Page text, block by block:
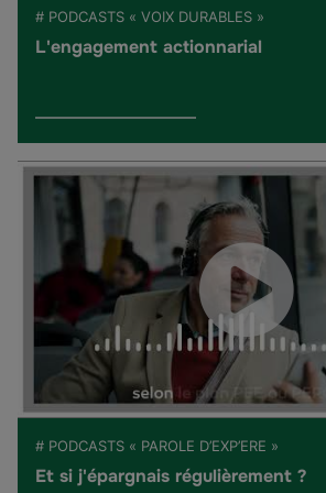
# PODCASTS « VOIX DURABLES »
L'engagement actionnarial
# PODCASTS « PAROLE D’EXP’ERE »
Et si j'épargnais régulièrement ?